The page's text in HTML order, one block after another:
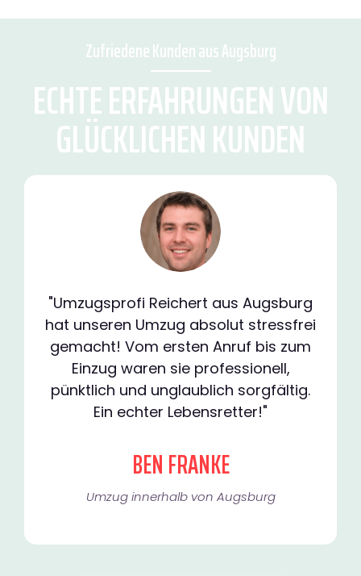
Zufriedene Kunden aus Augsburg
ECHTE ERFAHRUNGEN VON
GLÜCKLICHEN KUNDEN
"Umzugsprofi Reichert aus Augsburg
hat unseren Umzug absolut stressfrei
gemacht! Vom ersten Anruf bis zum
Einzug waren sie professionell,
pünktlich und unglaublich sorgfältig.
Ein echter Lebensretter!"
BEN FRANKE
Umzug innerhalb von Augsburg​